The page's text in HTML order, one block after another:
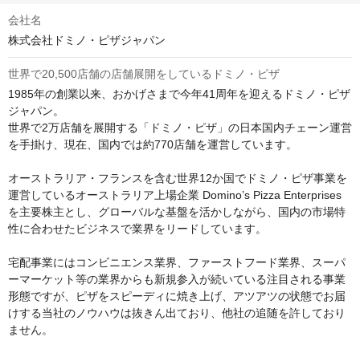
会社名
株式会社ドミノ・ピザジャパン
世界で20,500店舗の店舗展開をしているドミノ・ピザ
1985年の創業以来、おかげさまで今年41周年を迎えるドミノ・ピザ
ジャパン。
世界で2万店舗を展開する「ドミノ・ピザ」の日本国内チェーン運営
を手掛け、現在、国内では約770店舗を運営しています。
オーストラリア・フランスを含む世界12か国でドミノ・ピザ事業を
運営しているオーストラリア上場企業 Domino’s Pizza Enterprises
を主要株主とし、グローバルな基盤を活かしながら、国内の市場特
性に合わせたビジネスで業界をリードしています。
宅配事業にはコンビニエンス業界、ファーストフード業界、スーパ
ーマーケット等の業界からも新規参入が続いている注目される事業
形態ですが、ピザをスピーディに焼き上げ、アツアツの状態でお届
けする当社のノウハウは抜きん出ており、他社の追随を許しており
ません。